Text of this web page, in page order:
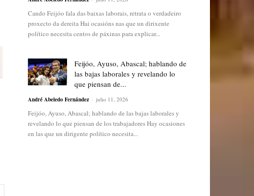
Cando Feijóo fala das baixas laborais, retrata o verdadeiro
proxecto da dereita Hai ocasións nas que un dirixente
político necesita centos de páxinas para explicar...
Feijóo, Ayuso, Abascal; hablando de
las bajas laborales y revelando lo
que piensan de...
André Abeledo Fernández - julio 11, 2026
Feijóo, Ayuso, Abascal; hablando de las bajas laborales y
revelando lo que piensan de los trabajadores Hay ocasiones
en las que un dirigente político necesita...